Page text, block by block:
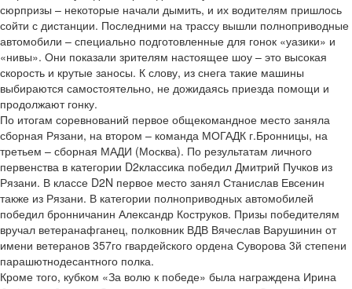
сюрпризы – некоторые начали дымить, и их водителям пришлось
сойти с дистанции. Последними на трассу вышли полноприводные
автомобили – специально подготовленные для гонок «уазики» и
«нивы». Они показали зрителям настоящее шоу – это высокая
скорость и крутые заносы. К слову, из снега такие машины
выбираются самостоятельно, не дожидаясь приезда помощи и
продолжают гонку.
По итогам соревнований первое общекомандное место заняла
сборная Рязани, на втором – команда МОГАДК г.Бронницы, на
третьем – сборная МАДИ (Москва). По результатам личного
первенства в категории D2­классика победил Дмитрий Пучков из
Рязани. В классе D2­N первое место занял Станислав Евсенин
также из Рязани. В категории полноприводных автомобилей
победил бронничанин Александр Коструков. Призы победителям
вручал ветеран­афганец, полковник ВДВ Вячеслав Варушинин от
имени ветеранов 357­го гвардейского ордена Суворова 3­й степени
парашютно­десантного полка.
Кроме того, кубком «За волю к победе» была награждена Ирина